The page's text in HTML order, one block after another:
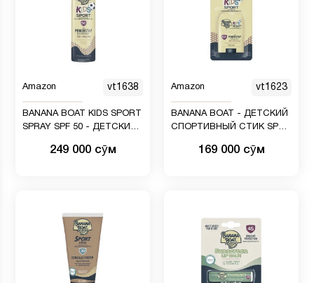
Amazon vt1638
BANANA BOAT KIDS SPORT
SPRAY SPF 50 - ДЕТСКИЙ
249 000 сӯм
Amazon vt1623
BANANA BOAT - ДЕТСКИЙ
СПОРТИВНЫЙ СТИК SPF
169 000 сӯм